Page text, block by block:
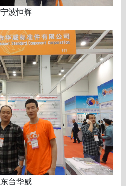
宁波恒辉
东台华威